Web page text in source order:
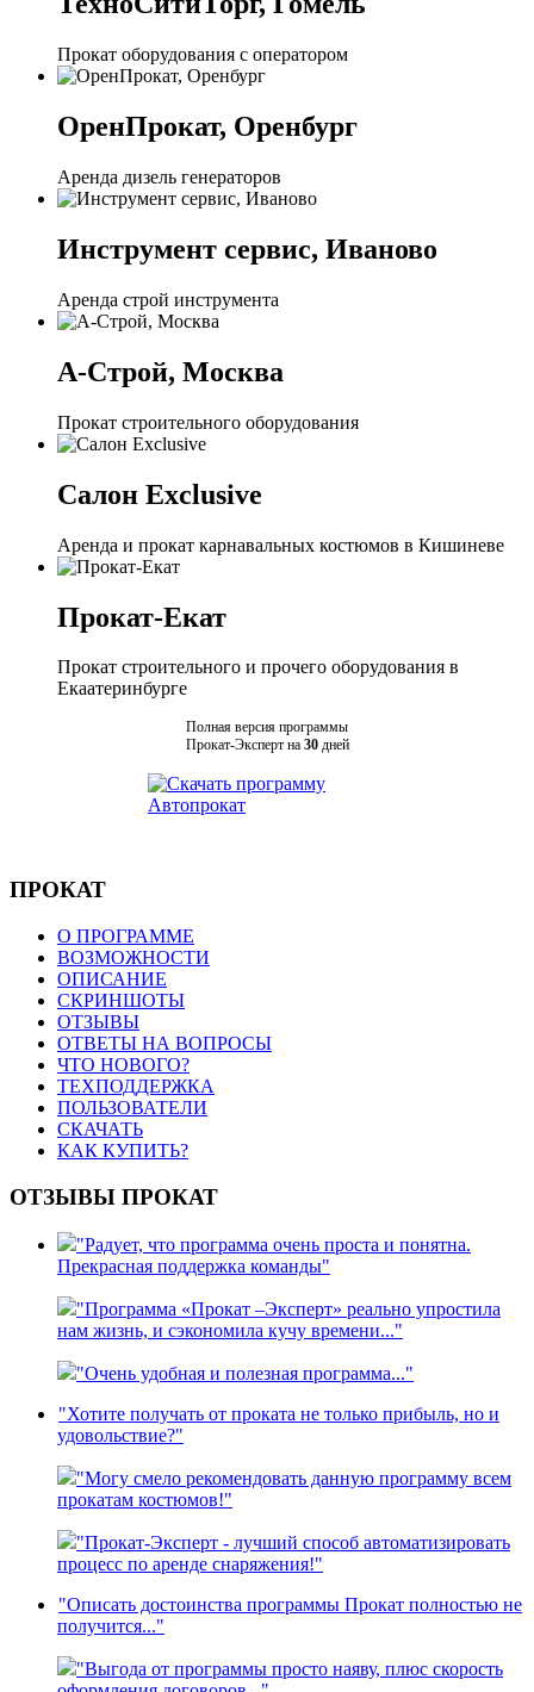
Прокат оборудования с оператором
ОренПрокат, Оренбург
Аренда дизель генераторов
Инструмент сервис, Иваново
Аренда строй инструмента
А-Строй, Москва
Прокат строительного оборудования
Салон Exclusive
Аренда и прокат карнавальных костюмов в Кишиневе
Прокат-Екат
Прокат строительного и прочего оборудования в
Екаатеринбурге
Полная версия программы
Прокат-Эксперт на 30дней
ПРОКАТ
О ПРОГРАММЕ
ВОЗМОЖНОСТИ
ОПИСАНИЕ
СКРИНШОТЫ
ОТЗЫВЫ
ОТВЕТЫ НА ВОПРОСЫ
ЧТО НОВОГО?
ТЕХПОДДЕРЖКА
ПОЛЬЗОВАТЕЛИ
СКАЧАТЬ
КАК КУПИТЬ?
ОТЗЫВЫ ПРОКАТ
"Радует, что программа очень проста и понятна.
Прекрасная поддержка команды"
"Программа «Прокат –Эксперт» реально упростила
нам жизнь, и сэкономила кучу времени..."
"Очень удобная и полезная программа..."
"Хотите получать от проката не только прибыль, но и
удовольствие?"
"Могу смело рекомендовать данную программу всем
прокатам костюмов!"
"Прокат-Эксперт - лучший способ автоматизировать
процесс по аренде снаряжения!"
"Описать достоинства программы Прокат полностью не
получится..."
"Выгода от программы просто наяву, плюс скорость